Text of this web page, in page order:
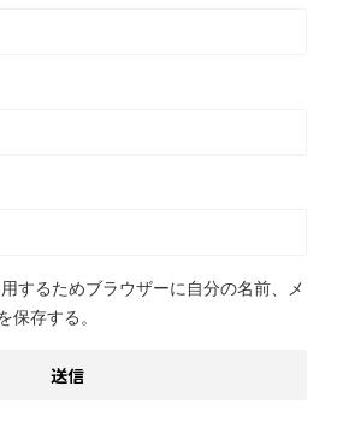
するためブラウザーに自分の名前、メ
保存する。